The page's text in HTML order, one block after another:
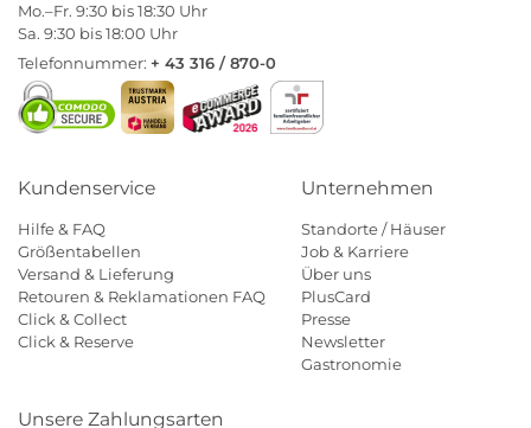
Mo.–Fr. 9:30 bis 18:30 Uhr
Sa. 9:30 bis 18:00 Uhr
Telefonnummer: + 43 316 / 870-0
Kundenservice
Hilfe & FAQ
Größentabellen
Versand & Lieferung
Retouren & Reklamationen FAQ
Click & Collect
Click & Reserve
Unternehmen
Standorte / Häuser
Job & Karriere
Über uns
PlusCard
Presse
Newsletter
Gastronomie
Unsere Zahlungsarten